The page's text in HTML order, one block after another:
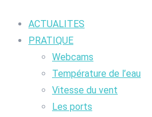
ACTUALITES
PRATIQUE
Webcams
Température de l’eau
Vitesse du vent
Les ports